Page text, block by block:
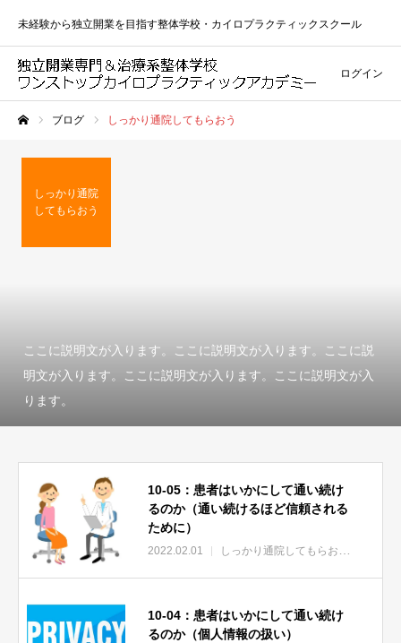
未経験から独立開業を目指す整体学校・カイロプラクティックスクール
ログイン
ブログ しっかり通院してもらおう
しっかり通院
してもらおう
ここに説明文が入ります。ここに説明文が入ります。ここに説
明文が入ります。ここに説明文が入ります。ここに説明文が入
ります。
10-05：患者はいかにして通い続け
るのか（通い続けるほど信頼される
ために）
2022.02.01 しっかり通院してもらおう
10-04：患者はいかにして通い続け
るのか（個人情報の扱い）